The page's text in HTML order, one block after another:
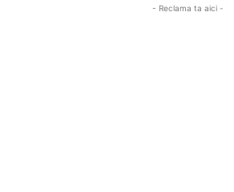
- Reclama ta aici -